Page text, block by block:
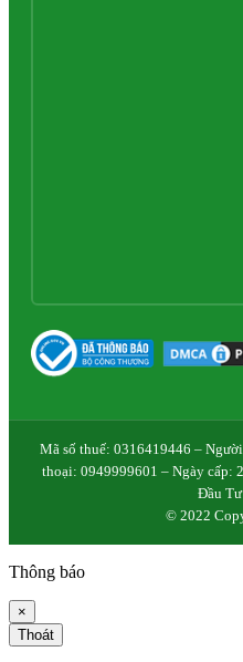
Mã số thuế: 0316419446 –
thoại: 0949999601 – Ngày cấp:
Đầu
© 2022
Thông báo
×
Thoát